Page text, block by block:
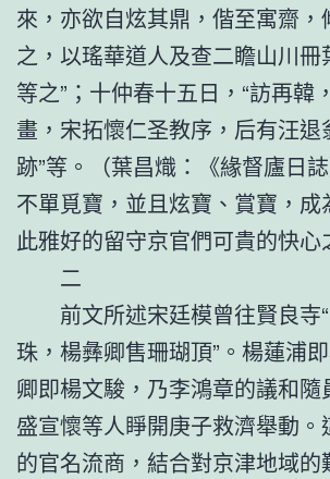
來，亦欲自炫其鼎，偕至寓齋，
之，以瑤華道人及查二瞻山川
等之”；十仲春十五日，“訪再韓
畫，宋拓懷仁圣教序，后有汪退
跡”等。（葉昌熾：《緣督廬日誌
不單覓寶，並且炫寶、賞寶，成
此雅好的留守京官們可貴的快心
二
前文所述宋廷模曾往賢良寺
珠，楊彝卿售珊瑚頂”。楊蓮浦
卿即楊文駿，乃李鴻章的議和隨
盛宣懷等人睜開庚子救濟舉動。
的官名流商，結合對京津地域的